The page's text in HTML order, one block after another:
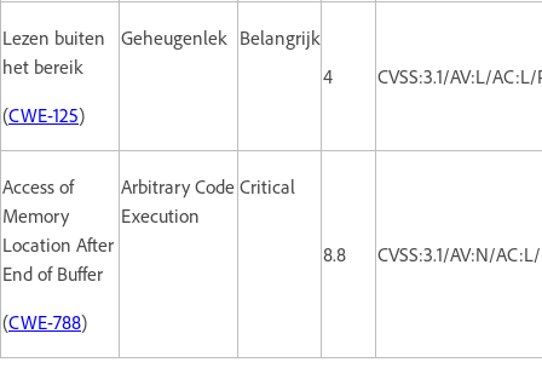
Lezen buiten
het bereik
(CWE-125)
Geheugenlek Belangrijk
4
CVSS:3.1/AV:L/
Access of
Memory
Location After
End of Buffer
(CWE-788)
Arbitrary Code
Execution
Critical
8.8 CVSS:3.1/AV:N/